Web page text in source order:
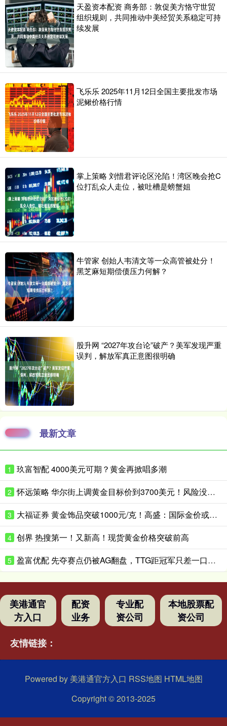
天盈资本配资 商务部：敦促美方恪守世贸
组织规则，共同推动中美经贸关系稳定可持
续发展
飞乐乐 2025年11月12日全国主要批发市场
泥鳅价格行情
掌上策略 刘惜君评论区沦陷！湾区晚会抢C
位打乱众人走位，被吐槽是螃蟹姐
牛管家 创始人韦清文等一众高管被处分！
黑芝麻短期偿债压力何解？
股升网 “2027年攻台论”破产？美军发现严重
误判，解放军真正意图很明确
最新文章
1 玖富智配 4000美元可期？黄金再掀唱多潮
2 怀远策略 华尔街上调黄金目标价到3700美元！风险没这么快消停
3 大福证券 黄金饰品突破1000元/克！高盛：国际金价或升破4200美元/盎司！
4 创界 热搜第一！又新高！现货黄金价格突破前高
5 盈富优配 先夺赛点仍被AG翻盘，TTG距冠军只差一口气？_Ming_决赛_Fly
美港通官
方入口
配资
业务
专业配
资公司
本地股票配
资公司
友情链接：
Powered by 美港通官方入口 RSS地图 HTML地图
Copyright© 2013-2025